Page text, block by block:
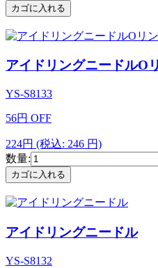
アイドリングニードルO
YS-S8133
56円 OFF
224円 (税込: 246 円)
数量:
アイドリングニードル
YS-S8132